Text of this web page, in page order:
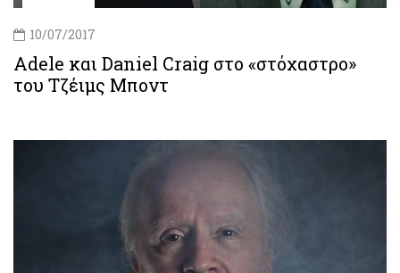
10/07/2017
Adele και Daniel Craig στο «στόχαστρο»
του Τζέιμς Μποντ